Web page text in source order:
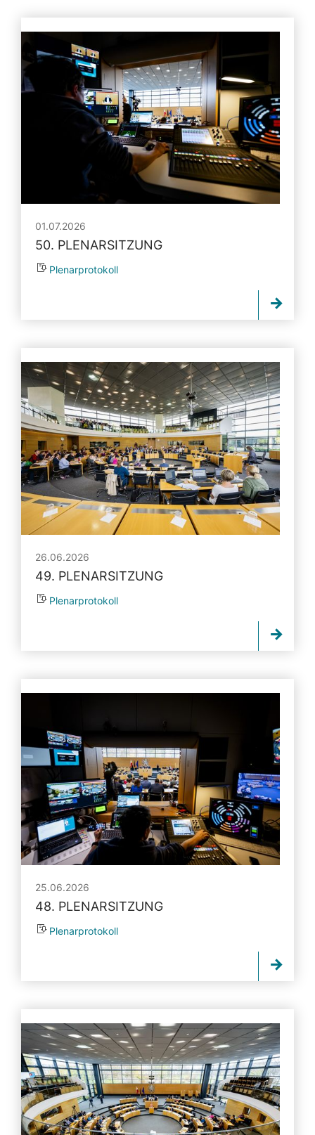
01.07.2026
50. PLENARSITZUNG
Plenarprotokoll
26.06.2026
49. PLENARSITZUNG
Plenarprotokoll
25.06.2026
48. PLENARSITZUNG
Plenarprotokoll